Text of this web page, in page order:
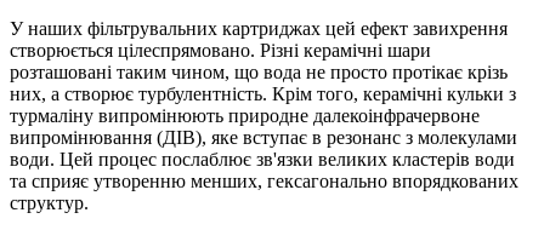
У наших фільтрувальних картриджах цей ефект завихрення
створюється цілеспрямовано. Різні керамічні шари
розташовані таким чином, що вода не просто протікає крізь
них, а створює турбулентність. Крім того, керамічні кульки з
турмаліну випромінюють природне далекоінфрачервоне
випромінювання (ДІВ), яке вступає в резонанс з молекулами
води. Цей процес послаблює зв'язки великих кластерів води
та сприяє утворенню менших, гексагонально впорядкованих
структур.